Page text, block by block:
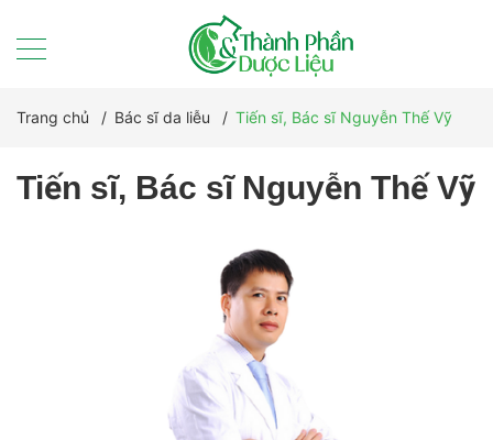
Trang chủ / Bác sĩ da liễu / Tiến sĩ, Bác sĩ Nguyễn Thế Vỹ
Tiến sĩ, Bác sĩ Nguyễn Thế Vỹ